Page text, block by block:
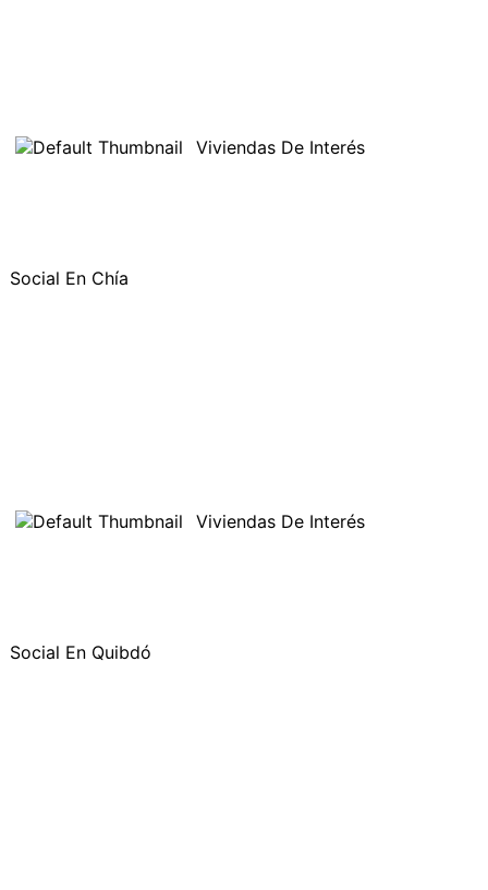
Viviendas De Interés
Social En Chía
Viviendas De Interés
Social En Quibdó